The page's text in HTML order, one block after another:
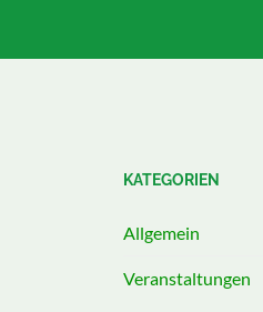
KATEGORIEN
Allgemein
Veranstaltungen